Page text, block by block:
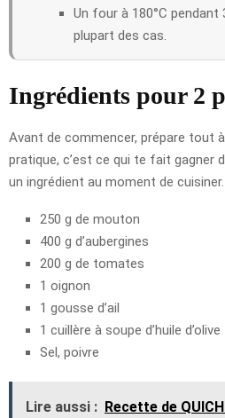
Un four à 180°C
plupart des cas.
Ingrédients pour 2
Avant de commencer, prépare tout
pratique, c’est ce qui te fait gagner
un ingrédient au moment de cuisiner.
250 g de mouton
400 g d’aubergines
200 g de tomates
1 oignon
1 gousse d’ail
1 cuillère à soupe d’huile d’olive
Sel, poivre
Lire aussi : Recette de